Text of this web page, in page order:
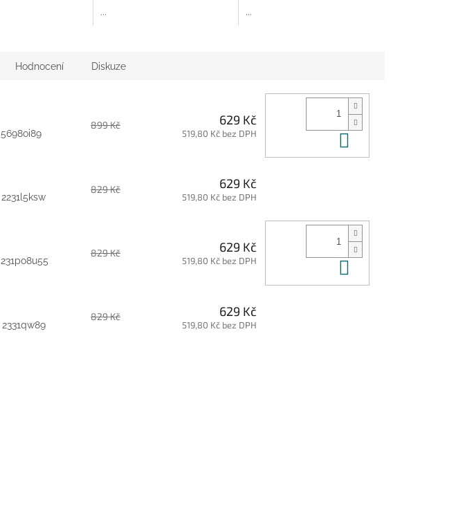
... ...
Hodnocení Diskuze
5698oi89
899 Kč 629 Kč
519,80 Kč bez DPH
2231l5ksw
829 Kč 629 Kč
519,80 Kč bez DPH
231po8u55
829 Kč 629 Kč
519,80 Kč bez DPH
2331qw89
829 Kč 629 Kč
519,80 Kč bez DPH